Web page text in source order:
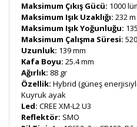
Maksimum Çıkış Gücü: 1000
Maksimum Işık Uzaklığı: 232 m
Maksimum Işık Yoğunluğu:
Maksimum Çalışma Süresi:
Uzunluk: 139 mm
Kafa Boyu: 25.4 mm
Ağırlık: 88 gr
Özellik: Hybrid (güneş
Kuyruk ayak
Led: CREE XM-L2 U3
Reflektör: SMO